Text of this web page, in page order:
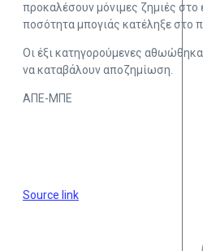
προκαλέσουν μόνιμες ζημιές στο
ποσότητα μπογιάς κατέληξε στο
Οι έξι κατηγορούμενες
να καταβάλουν αποζημίωση.
ΑΠΕ-ΜΠΕ
Source link